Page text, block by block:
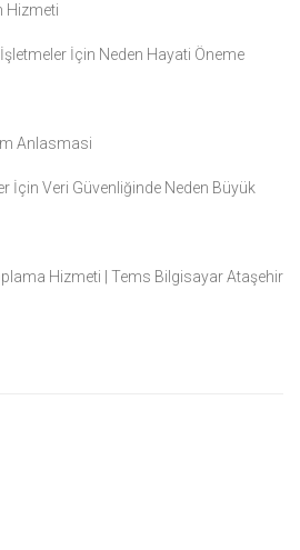
Hizmeti
İçin Neden Hayati Öneme
Anlasmasi
İçin Veri Güvenliğinde Neden Büyük
Hizmeti | Tems Bilgisayar Ataşehir